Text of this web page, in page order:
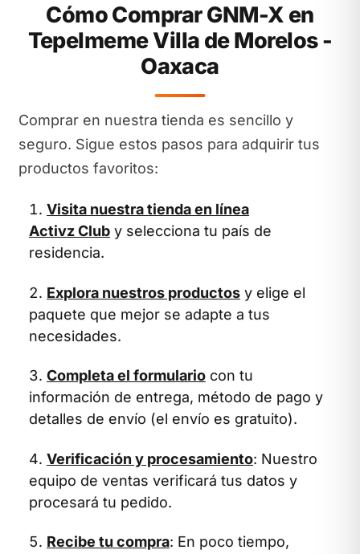
Cómo Comprar GNM-X en
Tepelmeme Villa de Morelos -
Oaxaca
Comprar en nuestra tienda es sencillo y
seguro. Sigue estos pasos para adquirir tus
productos favoritos:
Visita nuestra tienda en línea
Activz Club y selecciona tu país de
residencia.
Explora nuestros productos y elige el
paquete que mejor se adapte a tus
necesidades.
Completa el formulario con tu
información de entrega, método de pago y
detalles de envío (el envío es gratuito).
Verificación y procesamiento: Nuestro
equipo de ventas verificará tus datos y
procesará tu pedido.
Recibe tu compra: En poco tiempo,